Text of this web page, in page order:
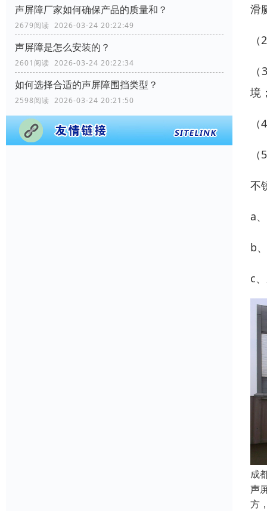
声屏障厂家如何确保产品的质量和？
2679阅读 2026-03-24 20:22:49
声屏障是怎么安装的？
2601阅读 2026-03-24 20:22:34
如何选择合适的声屏障围挡类型？
2598阅读 2026-03-24 20:21:50
滑
境
不
a
b
c
成
声
方